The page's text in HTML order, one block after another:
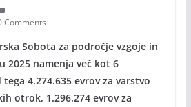
Comments
Sobota za področje vzgoje in
2025 namenja več kot 6
4.274.635 evrov za varstvo
otrok, 1.296.274 evrov za